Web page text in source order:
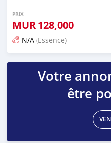
PRIX
MUR 128,000
N/A (Essence)
Publié il y a environ 4 ans
Votre
être